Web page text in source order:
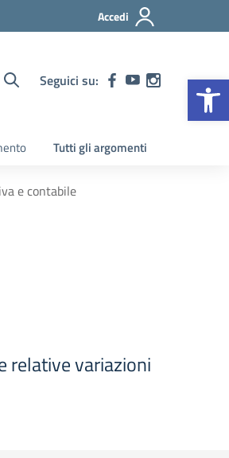
Accedi
Seguici su:
Tutti gli argomenti
e contabile
relative variazioni